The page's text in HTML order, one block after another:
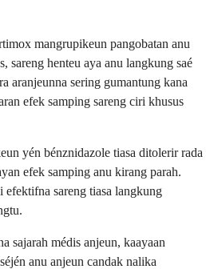
mangrupikeun pangobatan anu
sareng henteu aya anu langkung saé
aranjeunna sering gumantung kana
efek samping sareng ciri khusus
yén bénznidazole tiasa ditolerir rada
efek samping anu kirang parah.
sareng tiasa langkung
sajarah médis anjeun, kaayaan
anu anjeun candak nalika